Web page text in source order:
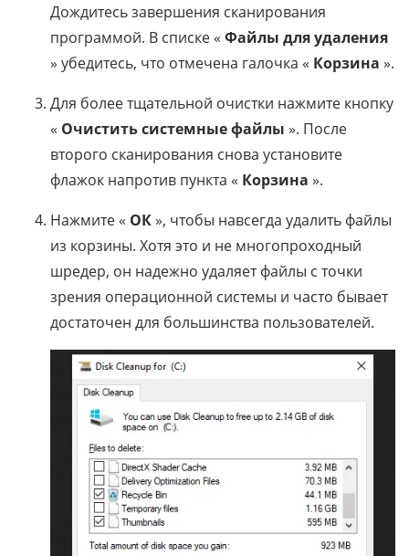
Дождитесь завершения сканирования
программой. В списке « Файлы для удаления
» убедитесь, что отмечена галочка « Корзина ».
Для более тщательной очистки нажмите кнопку
« Очистить системные файлы ». После
второго сканирования снова установите
флажок напротив пункта « Корзина ».
Нажмите « ОК», чтобы навсегда удалить файлы
из корзины. Хотя это и не многопроходный
шредер, он надежно удаляет файлы с точки
зрения операционной системы и часто бывает
достаточен для большинства пользователей.